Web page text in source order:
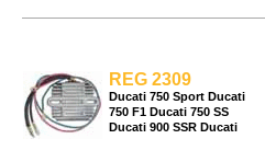
REG 2309
Ducati 750 Sport Ducati
750 F1 Ducati 750 SS
Ducati 900 SSR Ducati